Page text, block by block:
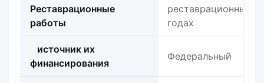
Реставрационные
работы
реставрационные
годах
источник их
финансирования
Федеральный